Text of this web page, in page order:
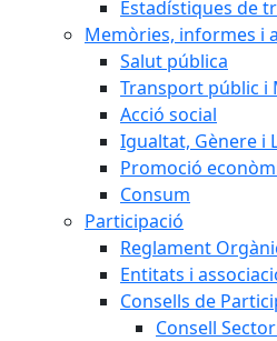
Estadístiques de
Memòries, informes i
Salut pública
Transport públic i
Acció social
Igualtat, Gènere i
Promoció
Consum
Participació
Reglament
Entitats i
Consells de
Consell